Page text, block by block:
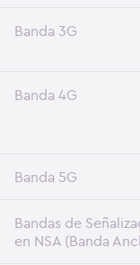
Banda 3G
Banda 4G
Banda 5G
Bandas de
en NSA (Banda